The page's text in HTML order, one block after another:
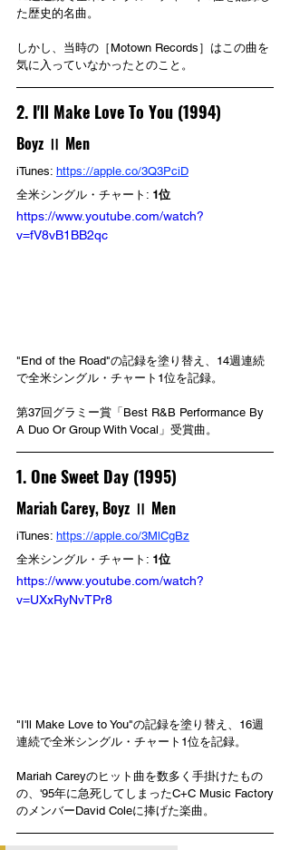
た歴史的名曲。
しかし、当時の［Motown Records］はこの曲を
気に入っていなかったとのこと。
2. I'll Make Love To You (1994)
Boyz Ⅱ Men
iTunes: https://apple.co/3Q3PciD
全米シングル・チャート: 1位
https://www.youtube.com/watch?
v=fV8vB1BB2qc
"End of the Road"の記録を塗り替え、14週連続
で全米シングル・チャート1位を記録。
第37回グラミー賞「Best R&B Performance By
A Duo Or Group With Vocal」受賞曲。
1. One Sweet Day (1995)
Mariah Carey, Boyz Ⅱ Men
iTunes: https://apple.co/3MlCgBz
全米シングル・チャート: 1位
https://www.youtube.com/watch?
v=UXxRyNvTPr8
"I'll Make Love to You"の記録を塗り替え、16週
連続で全米シングル・チャート1位を記録。
Mariah Careyのヒット曲を数多く手掛けたもの
の、'95年に急死してしまったC+C Music Factory
のメンバーDavid Coleに捧げた楽曲。